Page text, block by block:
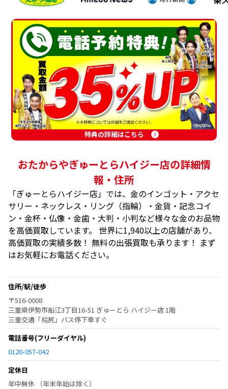
特典の詳細はこちら
おたからやぎゅーとらハイジー店の詳細情
報・住所
「ぎゅーとらハイジー店」では、金のインゴット・アクセ
サリー・ネックレス・リング（指輪）・金貨・記念コイ
ン・金杯・仏像・金歯・大判・小判など様々な金のお品物
を高価買取しています。 世界に1,940以上の店舗があり、
高価買取の実績多数！ 無料の出張買取も承ります！ まず
はお気軽にお電話ください。
住所/駅/徒歩
〒516-0008
三重県伊勢市船江3丁目16-51 ぎゅーとら ハイジー店 1階
三重交通「桧尻」バス停下車すぐ
電話番号(フリーダイヤル)
0120-057-042
定休日
年中無休 （年末年始は除く）